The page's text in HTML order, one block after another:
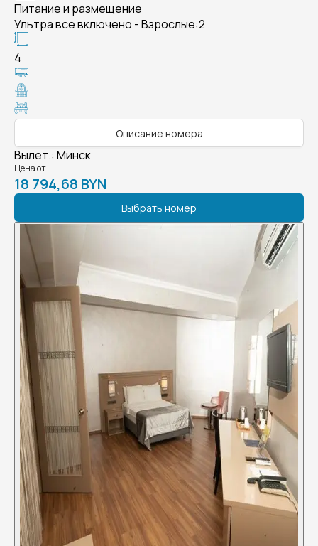
Питание и размещение
Ультра все включено - Взрослые:2
4
Описание номера
Вылет.: Минск
Цена от
18 794,68 BYN
Выбрать номер